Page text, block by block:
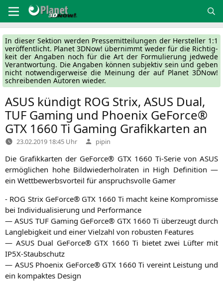
Inhalt
springen
In die­ser Sek­ti­on wer­den Pres­se­mit­tei­lun­gen der Her­stel­ler 1:1
ver­öf­fent­licht. Pla­net 3DNow! über­nimmt weder für die Rich­tig­
keit der Anga­ben noch für die Art der For­mu­lie­rung jed­we­de
Ver­ant­wor­tung. Die Anga­ben kön­nen sub­jek­tiv sein und geben
nicht not­wen­di­ger­wei­se die Mei­nung der auf Pla­net 3DNow!
schrei­ben­den Autoren wieder.
ASUS kündigt ROG Strix, ASUS Dual,
TUF Gaming und Phoenix GeForce®
GTX 1660 Ti Gaming Grafikkarten an
23.02.2019 18:45 Uhr Verfasst
von
pipin
Die Gra­fik­kar­ten der GeForce® GTX1660 Ti-Serie von ASUS
ermög­li­chen hohe Bild­wie­der­hol­ra­ten in High Defi­ni­ti­on —
ein Wett­be­werbs­vor­teil für anspruchs­vol­le Gamer
- ROG Strix GeForce® GTX 1660 Ti macht kei­ne Kom­pro­mis­se
bei Indi­vi­dua­li­sie­rung und Performance
—ASUS TUFGam­ing GeForce® GTX1660 Ti über­zeugt durch
Lang­le­big­keit und einer Viel­zahl von robus­ten Features
— ASUSDual GeForce® GTX 1660 Ti bie­tet zwei Lüf­ter mit
IP5X-Staubschutz
— ASUSPhoe­nix GeForce® GTX 1660 Ti ver­eint Leis­tung und
ein kom­pak­tes Design